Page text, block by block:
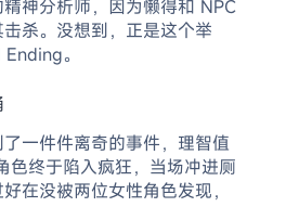
神分析师，因为懒得和 NPC
杀。没想到，正是这个举
。
一件件离奇的事件，理智值
色终于陷入疯狂，当场冲进厕
在没被两位女性角色发现，